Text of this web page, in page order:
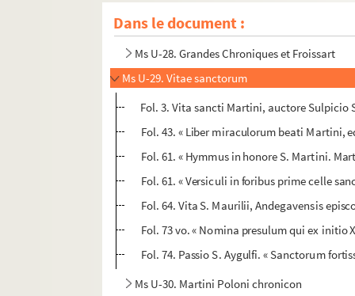
Dans le document :
Ms U-26. Vitae sanctorum
Ms U-27. Catalogue de la bibliothèque du
Ms U-28. Grandes Chroniques et Froissart
Ms U-29. Vitae sanctorum
Fol. 3. Vita sancti Martini, auctore Sulpicio
Fol. 43. « Liber miraculorum beati Martini,
Fol. 61. « Hymmus in honore S. Martini.
Fol. 61. « Versiculi in foribus prime celle
Fol. 64. Vita S. Maurilii, Andegavensis
Fol. 73 vo. « Nomina presulum qui ex initio
Fol. 74. Passio S. Aygulfi. « Sanctorum
Ms U-30. Martini Poloni chronicon